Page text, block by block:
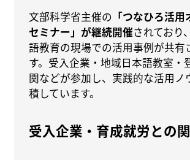
文部科学省主催の 「つなひろ活
セミナー」が継続開催されており
語教育の現場での活用事例が共有
す。受入企業・地域日本語教室・
関などが参加し、実践的な活用ノ
積しています。
受入企業・育成就労との